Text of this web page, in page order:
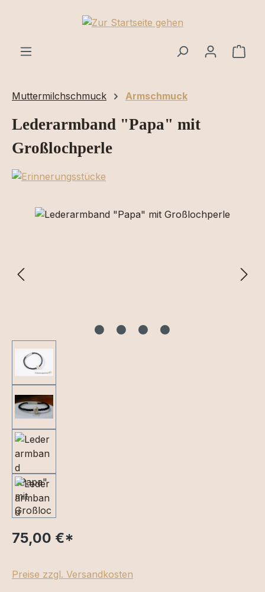
Zum Hauptinhalt springen
Muttermilchschmuck Armschmuck
Lederarmband "Papa" mit
Großlochperle
Bildergalerie überspringen
75,00 €*
Preise zzgl. Versandkosten